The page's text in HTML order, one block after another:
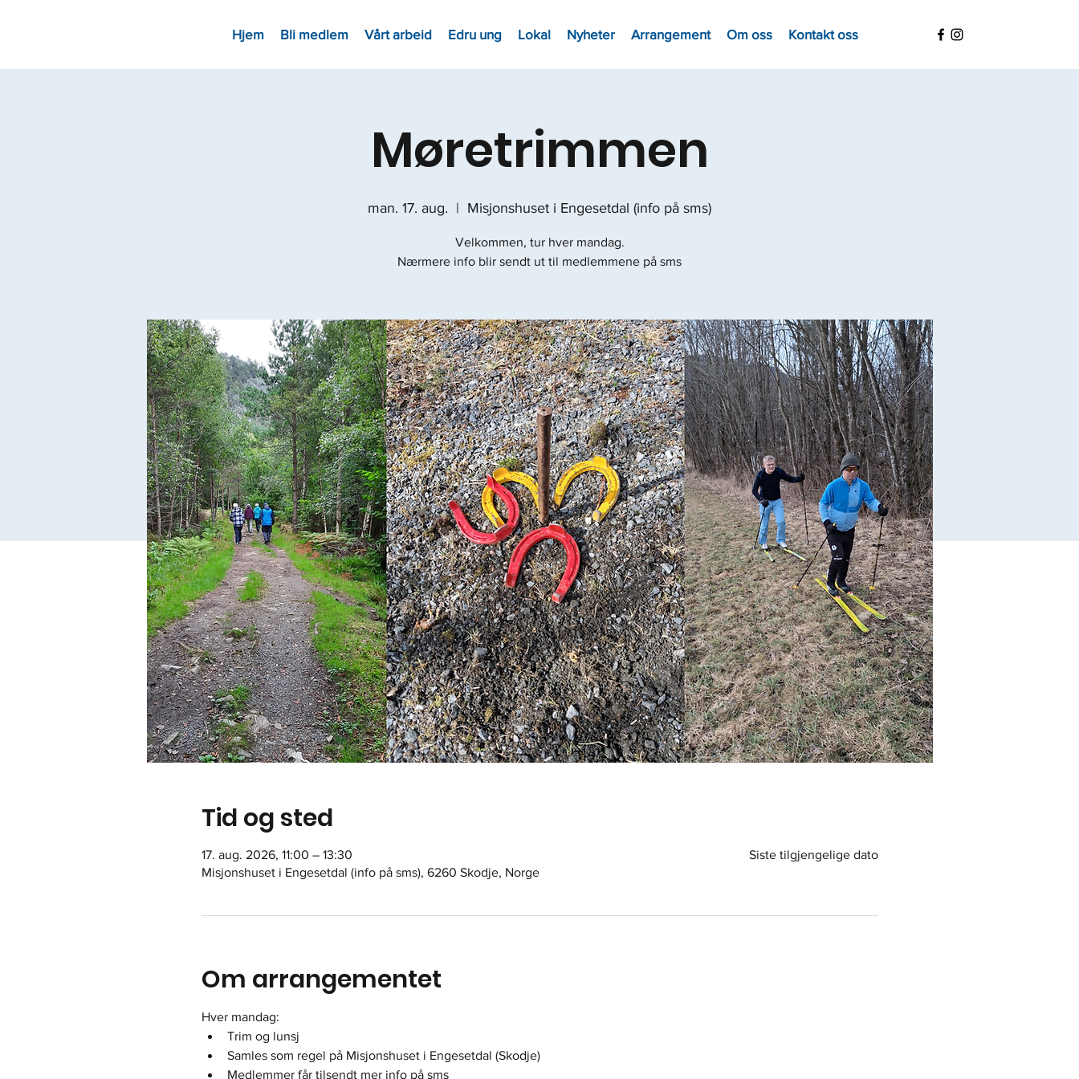
Hjem Bli medlem Vårt arbeid Edru ung Lokal Nyheter Arrangement Om oss Kontakt oss
Møretrimmen
man. 17. aug.
  |
Misjonshuset i Engesetdal (info på sms)
Velkommen, tur hver mandag.
Nærmere info blir sendt ut til medlemmene på sms
Tid og sted
17. aug. 2026, 11:00 – 13:30
Misjonshuset i Engesetdal (info på sms), 6260 Skodje, Norge
Siste tilgjengelige dato
Om arrangementet
Hver mandag:
Trim og lunsj
Samles som regel på Misjonshuset i Engesetdal (Skodje)
Medlemmer får tilsendt mer info på sms